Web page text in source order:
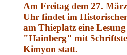
Am Freitag dem 27.
Uhr findet im
am Thieplatz eine
"Hainberg" mit
Kimyon statt.